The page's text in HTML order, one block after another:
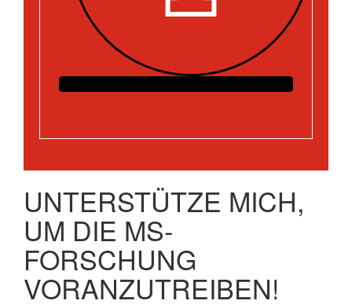
UNTERSTÜTZE MICH,
UM DIE MS-
FORSCHUNG
VORANZUTREIBEN!